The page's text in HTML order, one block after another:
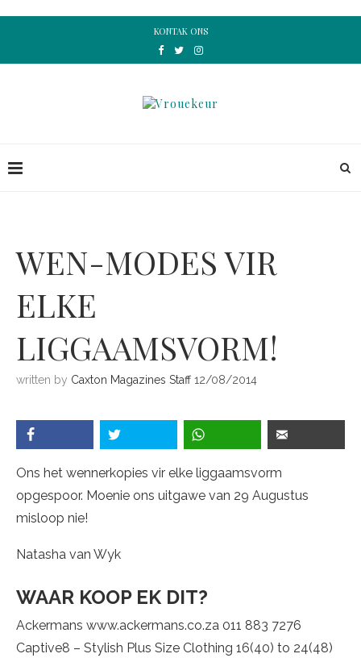
KONTAK ONS
WEN-MODES VIR
ELKE
LIGGAAMSVORM!
written by Caxton Magazines Staff 12/08/2014
Ons het wennerkopies vir elke liggaamsvorm
opgespoor. Moenie ons uitgawe van 29 Augustus
misloop nie!
Natasha van Wyk
WAAR KOOP EK DIT?
Ackermans www.ackermans.co.za 011 883 7276
Captive8 – Stylish Plus Size Clothing 16(40) to 24(48)